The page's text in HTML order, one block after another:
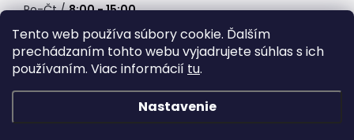
Tento web používa súbory cookie. Ďalším
prechádzaním tohto webu vyjadrujete súhlas s ich
používaním. Viac informácií tu.
Nastavenie
Po-Čt /8:00 - 15:00
Pá / 7:30 - 14:30
Obedňajšia prestávka /11:00 - 11:30
Copyright 2026